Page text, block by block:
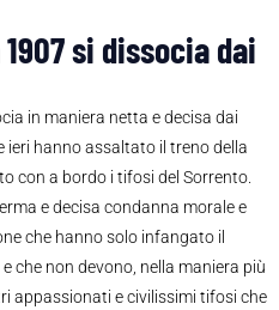
si dissocia dai
in maniera netta e decisa dai
hanno assaltato il treno della
con a bordo i tifosi del Sorrento.
e decisa condanna morale e
che hanno solo infangato il
che non devono, nella maniera più
appassionati e civilissimi tifosi che